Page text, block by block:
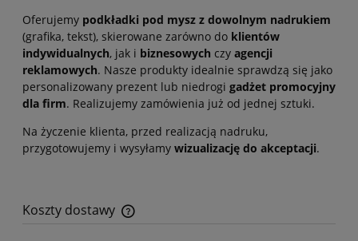
Oferujemy podkładki pod mysz z dowolnym nadrukiem
(grafika, tekst), skierowane zarówno do klientów
indywidualnych, jak i biznesowych czy agencji
reklamowych. Nasze produkty idealnie sprawdzą się jako
personalizowany prezent lub niedrogi gadżet promocyjny
dla firm. Realizujemy zamówienia już od jednej sztuki.
Na życzenie klienta, przed realizacją nadruku,
przygotowujemy i wysyłamy wizualizację do akceptacji.
Koszty dostawy
Cena nie zawiera ewentualnych kosztów płatności